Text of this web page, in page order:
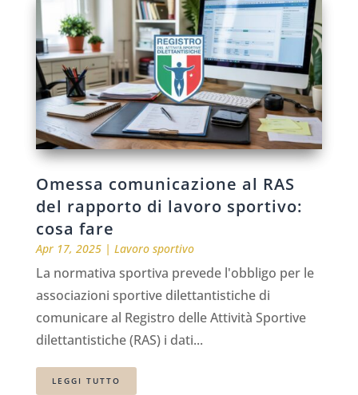
Omessa comunicazione al RAS
del rapporto di lavoro sportivo:
cosa fare
Apr 17, 2025| Lavoro sportivo
La normativa sportiva prevede l'obbligo per le
associazioni sportive dilettantistiche di
comunicare al Registro delle Attività Sportive
dilettantistiche (RAS) i dati...
LEGGI TUTTO